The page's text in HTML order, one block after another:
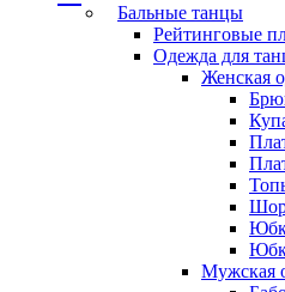
Бальные танцы
Рейтинговые
Одежда для
Женская
Мужская